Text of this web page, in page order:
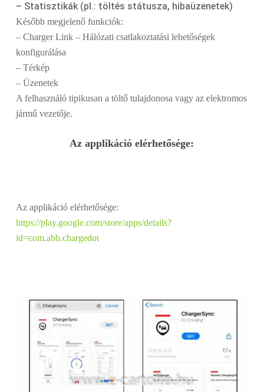
– Statisztikák (pl.: töltés státusza, hibaüzenetek)
Később megjelenő funkciók:
– Charger Link – Hálózati csatlakoztatási lehetőségek
konfigurálása
– Térkép
– Üzenetek
A felhasználó tipikusan a töltő tulajdonosa vagy az elektromos
jármű vezetője.
Az applikáció elérhetősége:
Az applikáció elérhetősége:
https://play.google.com/store/apps/details?
id=com.abb.chargedot